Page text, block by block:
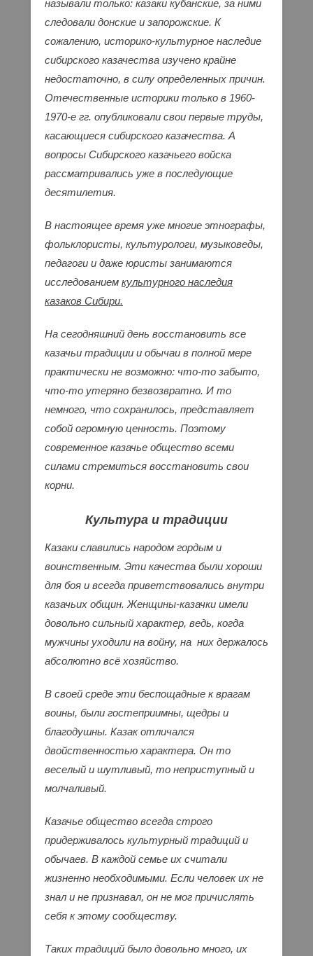
называли только: казаки кубанские, за ними
следовали донские и запорожские. К
сожалению, историко-культурное наследие
сибирского казачества изучено крайне
недостаточно, в силу определенных причин.
Отечественные историки только в 1960-
1970-е гг. опубликовали свои первые труды,
касающиеся сибирского казачества. А
вопросы Сибирского казачьего войска
рассматривались уже в последующие
десятилетия.
В настоящее время уже многие этнографы,
фольклористы, культурологи, музыковеды,
педагоги и даже юристы занимаются
исследованием культурного наследия
казаков Сибири.
На сегодняшний день восстановить все
казачьи традиции и обычаи в полной мере
практически не возможно: что-то забыто,
что-то утеряно безвозвратно. И то
немного, что сохранилось, представляет
собой огромную ценность. Поэтому
современное казачье общество всеми
силами стремиться восстановить свои
корни.
Культура и традиции
Казаки славились народом гордым и
воинственным. Эти качества были хороши
для боя и всегда приветствовались внутри
казачьих общин. Женщины-казачки имели
довольно сильный характер, ведь, когда
мужчины уходили на войну, на них держалось
абсолютно всё хозяйство.
В своей среде эти беспощадные к врагам
воины, были гостеприимны, щедры и
благодушны. Казак отличался
двойственностью характера. Он то
веселый и шутливый, то неприступный и
молчаливый.
Казачье общество всегда строго
придерживалось культурный традиций и
обычаев. В каждой семье их считали
жизненно необходимыми. Если человек их не
знал и не признавал, он не мог причислять
себя к этому сообществу.
Таких традиций было довольно много, их